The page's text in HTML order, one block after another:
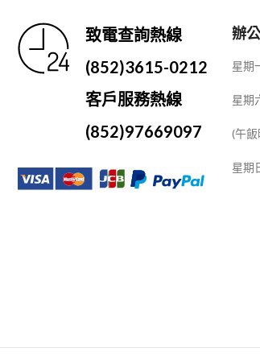
致電查詢熱線
(852)3615-0212
客戶服務熱線
(852)97669097
辦
星期
星期
(午
星期